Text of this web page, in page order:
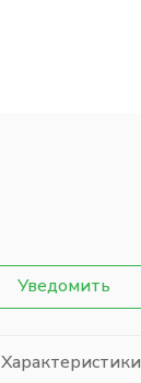
Уведомить
Характеристики